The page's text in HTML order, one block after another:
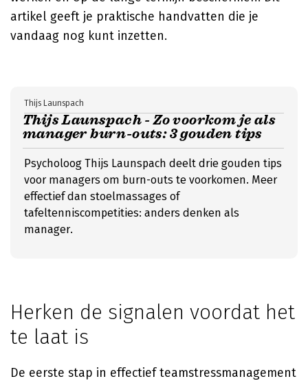
artikel geeft je praktische handvatten die je
vandaag nog kunt inzetten.
Thijs Launspach - Zo voorkom je als
manager burn-outs: 3 gouden tips
Thijs Launspach
Psycholoog Thijs Launspach deelt drie gouden tips
voor managers om burn-outs te voorkomen. Meer
effectief dan stoelmassages of
tafeltenniscompetities: anders denken als
manager.
Herken de signalen voordat het
te laat is
De eerste stap in effectief teamstressmanagement